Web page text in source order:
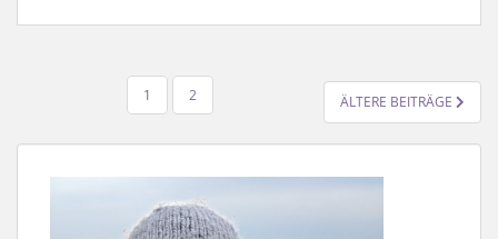
SEITENNUMMERIERUNG
BEITRÄGE
1 2 ÄLTERE BEITRÄGE